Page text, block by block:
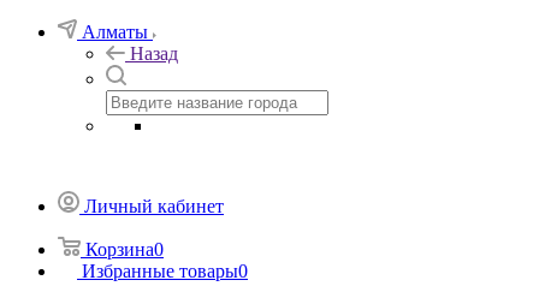
Алматы
Назад
Личный кабинет
Корзина0
Избранные товары0